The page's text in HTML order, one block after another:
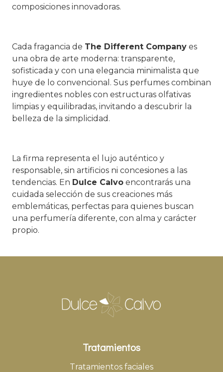
composiciones innovadoras.
Cada fragancia de The Different Company es
una obra de arte moderna: transparente,
sofisticada y con una elegancia minimalista que
huye de lo convencional. Sus perfumes combinan
ingredientes nobles con estructuras olfativas
limpias y equilibradas, invitando a descubrir la
belleza de la simplicidad.
La firma representa el lujo auténtico y
responsable, sin artificios ni concesiones a las
tendencias. En Dulce Calvo encontrarás una
cuidada selección de sus creaciones más
emblemáticas, perfectas para quienes buscan
una perfumería diferente, con alma y carácter
propio.
Tratamientos
Tratamientos faciales